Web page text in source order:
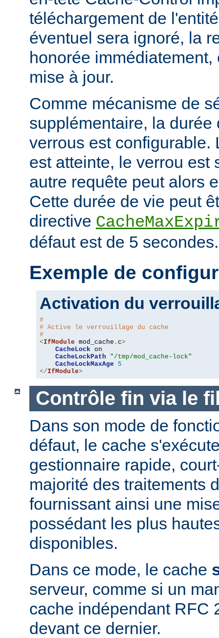
téléchargement de
éventuel sera ignoré, la
honorée
mise à jour.
Comme mécanisme de
supplémentaire, la
verrous est configurable.
est atteinte, le verrou est
autre requête peut alors
Cette durée de vie peut
directive
défaut est de 5 secondes.
Exemple de
Activation du
#
# Active le verrouillage du cache
#
<IfModule mod_cache . c>
CacheLock on
CacheLockPath
"/tmp/mod_cache-lock"
CacheLockMaxAge
5
</IfModule>
Contrôle fin via le
Dans son mode de
défaut, le cache
gestionnaire rapide,
majorité des traitements
fournissant ainsi une
possédant les plus
disponibles.
Dans ce mode, le cache
serveur, comme si un
cache indépendant RFC
devant ce dernier.